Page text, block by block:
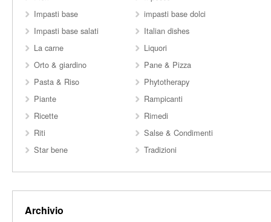
Impasti base
impasti base dolci
Impasti base salati
Italian dishes
La carne
Liquori
Orto & giardino
Pane & Pizza
Pasta & Riso
Phytotherapy
Piante
Rampicanti
Ricette
Rimedi
Riti
Salse & Condimenti
Star bene
Tradizioni
Archivio